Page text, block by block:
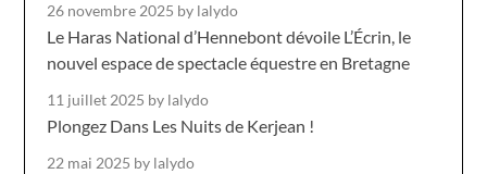
26 novembre 2025 by lalydo
Le Haras National d’Hennebont dévoile L’Écrin, le
nouvel espace de spectacle équestre en Bretagne
11 juillet 2025 by lalydo
Plongez Dans Les Nuits de Kerjean !
22 mai 2025 by lalydo